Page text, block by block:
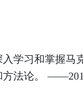
学习和掌握马
法论。